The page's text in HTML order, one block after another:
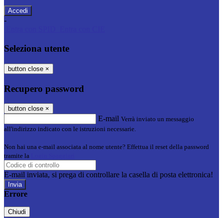
-
Seleziona utente
button close ×
Recupero password
button close ×
E-mail Verrà inviato un messaggio
all'indirizzo indicato con le istruzioni necessarie.
Non hai una e-mail associata al nome utente? Effettua il reset della password
tramite la
E-mail inviata, si prega di controllare la casella di posta elettronica!
Errore
Chiudi